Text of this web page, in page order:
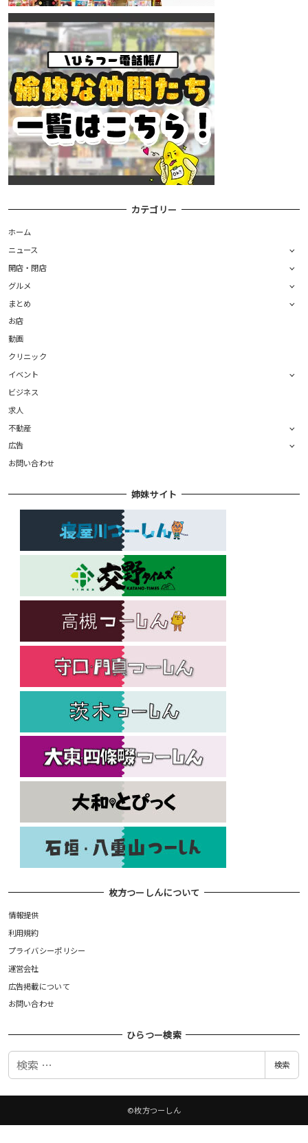
カテゴリー
ホーム
ニュース
開店・閉店
グルメ
まとめ
お店
動画
クリニック
イベント
ビジネス
求人
不動産
広告
お問い合わせ
姉妹サイト
枚方つーしんについて
情報提供
利用規約
プライバシーポリシー
運営会社
広告掲載について
お問い合わせ
ひらつー検索
検
検索
©枚方つーしん